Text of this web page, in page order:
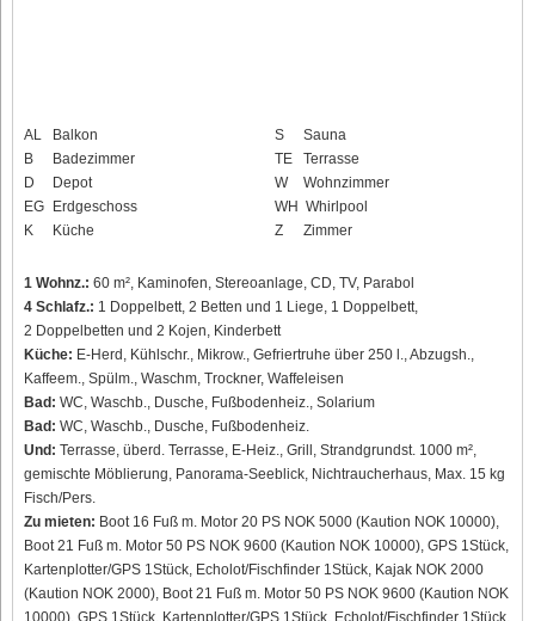
AL
Balkon
B
Badezimmer
D
Depot
EG Erdgeschoss
K
Küche
S
Sauna
TE
Terrasse
W
Wohnzimmer
WH Whirlpool
Z
Zimmer
1 Wohnz.: 60 m², Kaminofen, Stereoanlage, CD, TV, Parabol
4 Schlafz.: 1 Doppelbett, 2 Betten und 1 Liege, 1 Doppelbett,
2 Doppelbetten und 2 Kojen, Kinderbett
Küche: E-Herd, Kühlschr., Mikrow., Gefriertruhe über 250 l., Abzugsh.,
Kaffeem., Spülm., Waschm, Trockner, Waffeleisen
Bad: WC, Waschb., Dusche, Fußbodenheiz., Solarium
Bad: WC, Waschb., Dusche, Fußbodenheiz.
Und: Terrasse, überd. Terrasse, E-Heiz., Grill, Strandgrundst. 1000 m²,
gemischte Möblierung, Panorama-Seeblick, Nichtraucherhaus, Max. 15 kg
Fisch/Pers.
Zu mieten: Boot 16 Fuß m. Motor 20 PS NOK 5000 (Kaution NOK 10000),
Boot 21 Fuß m. Motor 50 PS NOK 9600 (Kaution NOK 10000), GPS 1Stück,
Kartenplotter/GPS 1Stück, Echolot/Fischfinder 1Stück, Kajak NOK 2000
(Kaution NOK 2000), Boot 21 Fuß m. Motor 50 PS NOK 9600 (Kaution NOK
10000), GPS 1Stück, Kartenplotter/GPS 1Stück, Echolot/Fischfinder 1Stück,